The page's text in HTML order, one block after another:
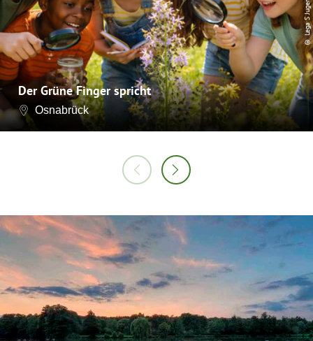
Der Grüne Finger spricht
Osnabrück
© Lega S Jugendhilfe